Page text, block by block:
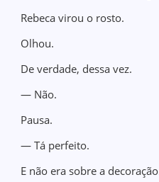
Rebeca virou o rosto.
Olhou.
De verdade, dessa vez.
— Não.
Pausa.
— Tá perfeito.
E não era sobre a